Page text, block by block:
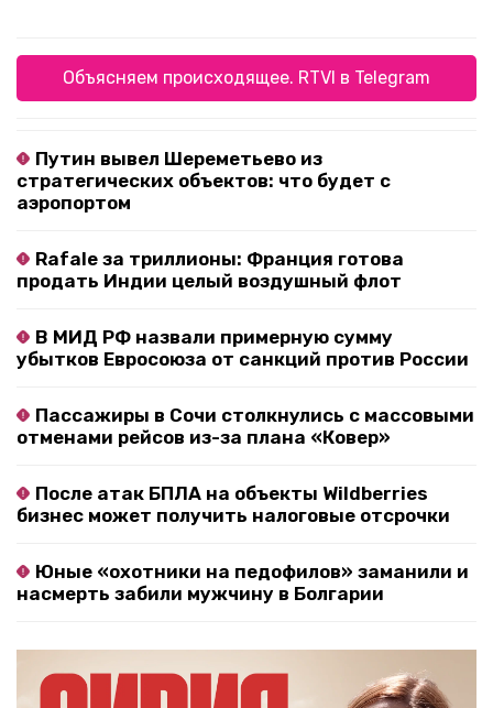
Объясняем происходящее. RTVI в Telegram
Путин вывел Шереметьево из
стратегических объектов: что будет с
аэропортом
Rafale за триллионы: Франция готова
продать Индии целый воздушный флот
В МИД РФ назвали примерную сумму
убытков Евросоюза от санкций против России
Пассажиры в Сочи столкнулись с массовыми
отменами рейсов из-за плана «Ковер»
После атак БПЛА на объекты Wildberries
бизнес может получить налоговые отсрочки
Юные «охотники на педофилов» заманили и
насмерть забили мужчину в Болгарии